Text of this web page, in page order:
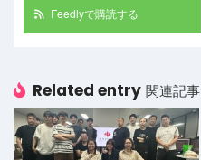
Feedlyで購読する
Related entry 関連記事